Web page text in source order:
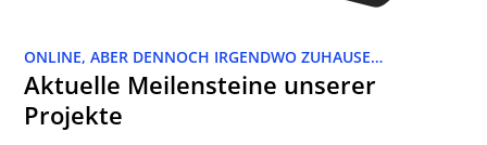
ONLINE, ABER DENNOCH IRGENDWO ZUHAUSE…
Aktuelle Meilensteine unserer
Projekte